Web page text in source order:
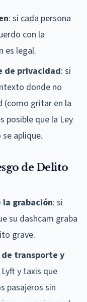
: si cada persona
con la
es legal.
de privacidad: si
donde no
(como gritar en la
posible que la Ley
aplique.
de Delito
la grabación: si
su dashcam graba
grave.
transporte y
y taxis que
pasajeros sin